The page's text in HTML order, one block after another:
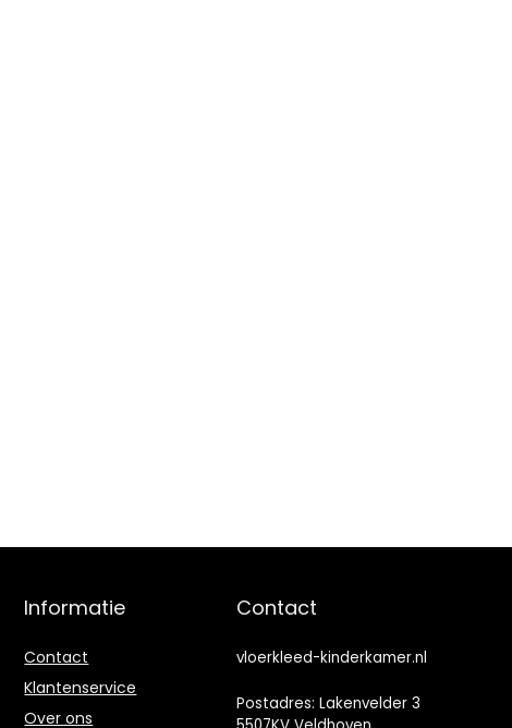
Informatie
Contact
Klantenservice
Over ons
Contact
vloerkleed-kinderkamer.nl
Postadres: Lakenvelder 3